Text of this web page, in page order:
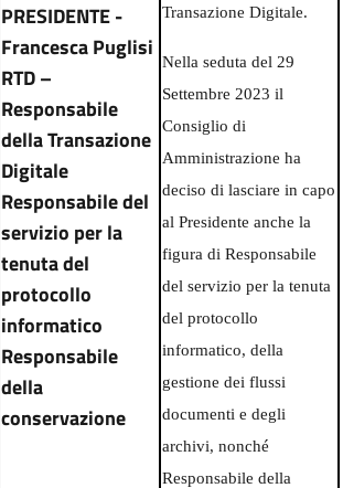
PRESIDENTE -
Francesca Puglisi
RTD –
Responsabile
della Transazione
Digitale
Responsabile del
servizio per la
tenuta del
protocollo
informatico
Responsabile
della
conservazione
Transazione Digitale.
Nella seduta del 29
Settembre 2023 il
Consiglio di
Amministrazione ha
deciso di lasciare in capo
al Presidente anche la
figura di Responsabile
del servizio per la tenuta
del protocollo
informatico, della
gestione dei flussi
documenti e degli
archivi, nonché
Responsabile della